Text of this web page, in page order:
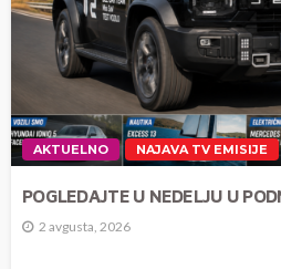
AKTUELNO NAJAVA TV EMISIJE
POGLEDAJTE U NEDELJU U
2 avgusta, 2026